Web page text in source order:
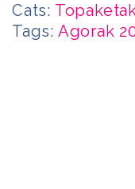
Cats:
Tags: Agorak